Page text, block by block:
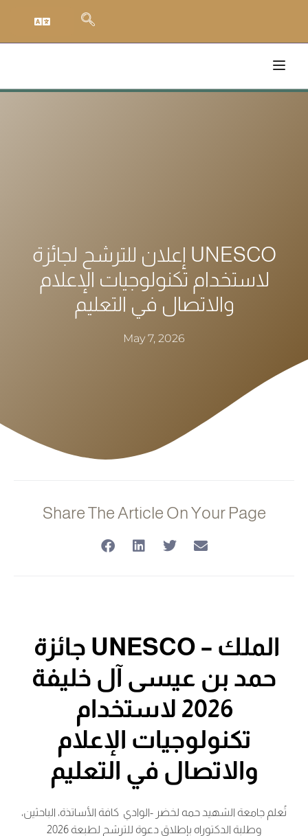
إعلان للترشح لجائزة UNESCO
لاستخدام تكنولوجيات الإعلام
والاتصال في التعليم
May 7, 2026
Share The Article On Your Page
حمد بن عيسى آل خليفة
2026 لاستخدام
تكنولوجيات الإعلام
والاتصال في التعليم
تُعلم جامعة الشهيد حمه لخضر -الوادي كافة الأساتذة، الباحثين،
وطلبة الدكتوراه بإطلاق دعوة للترشح لطبعة 2026